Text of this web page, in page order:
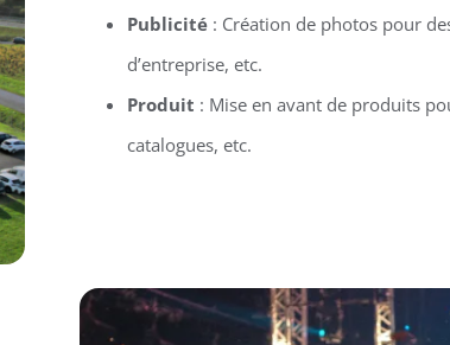
Publicité : Création de photos pour
d’entreprise, etc.
Produit : Mise en avant de produits
catalogues, etc.